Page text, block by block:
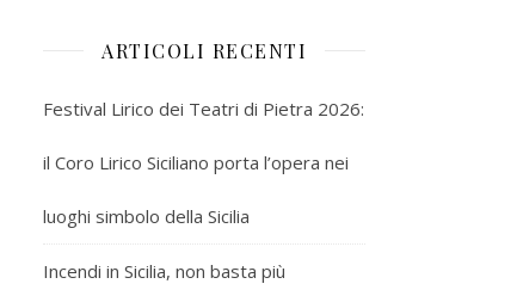
ARTICOLI RECENTI
Festival Lirico dei Teatri di Pietra 2026:
il Coro Lirico Siciliano porta l’opera nei
luoghi simbolo della Sicilia
Incendi in Sicilia, non basta più